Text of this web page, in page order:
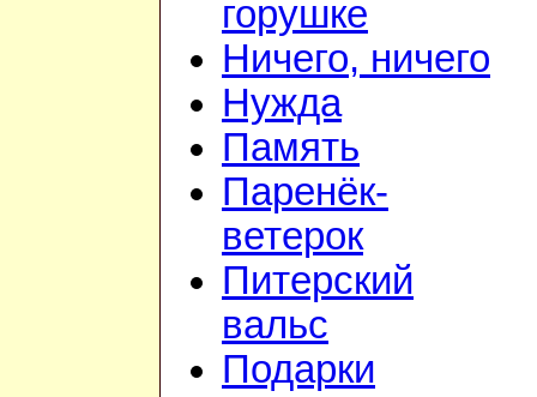
горушке
Ничего, ничего
Нужда
Память
Паренёк-
ветерок
Питерский
вальс
Подарки